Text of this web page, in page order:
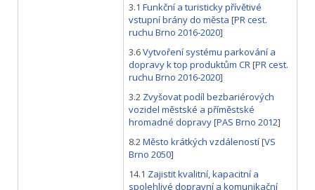
3.1 Funkční a turisticky přívětivé
vstupní brány do města [PR cest.
ruchu Brno 2016-2020]
3.6Vytvoření systému parkování a
dopravy k top produktům CR[PR cest.
ruchu Brno 2016-2020]
3.2 Zvyšovat podíl bezbariérových
vozidel městské a příměstské
hromadné dopravy[PAS Brno 2012]
8.2Město krátkých vzdáleností[VS
Brno 2050]
14.1 Zajistit kvalitní, kapacitní a
spolehlivé dopravní a komunikační